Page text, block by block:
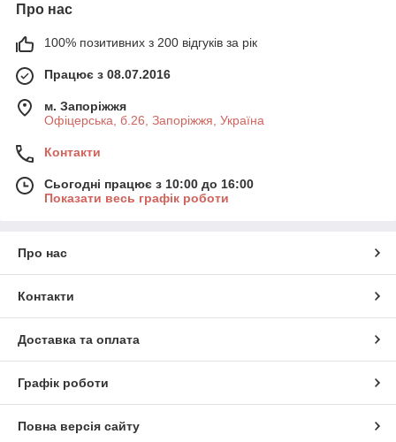
Про нас
100% позитивних з 200 відгуків за рік
Працює з 08.07.2016
м. Запоріжжя
Офіцерська, б.26, Запоріжжя, Україна
Контакти
Сьогодні працює з 10:00 до 16:00
Показати весь графік роботи
Про нас
Контакти
Доставка та оплата
Графік роботи
Повна версія сайту